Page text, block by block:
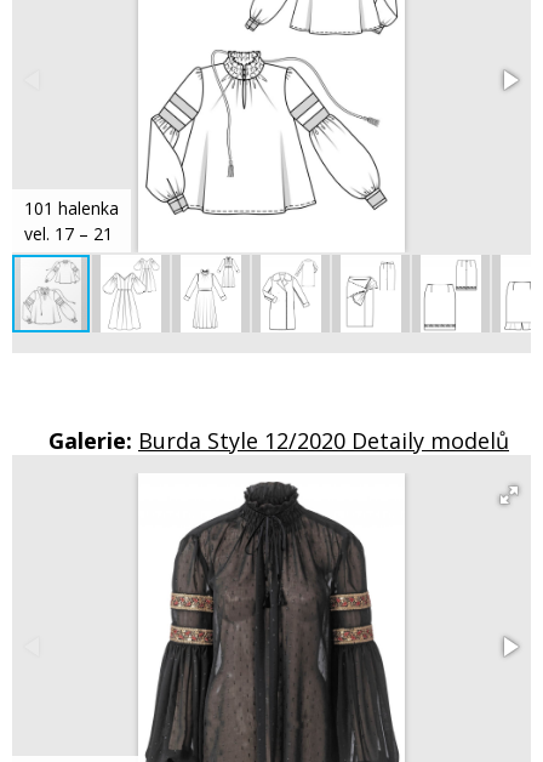
101 halenka
vel. 17 – 21
Galerie: Burda Style 12/2020 Detaily modelů